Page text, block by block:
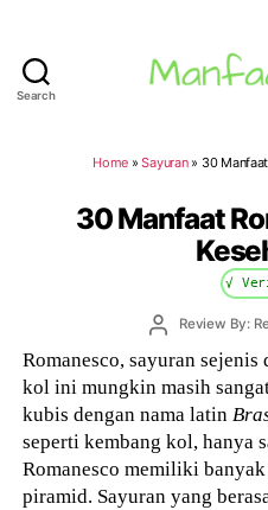
Search
Home »Sayuran» 30
30 Manfaat
√
PostReview By:
Romanesco, sayuran
kol ini mungkin masih
kubis dengan nama latin
seperti kembang kol, hanya
Romanesco memiliki
piramid. Sayuran yang